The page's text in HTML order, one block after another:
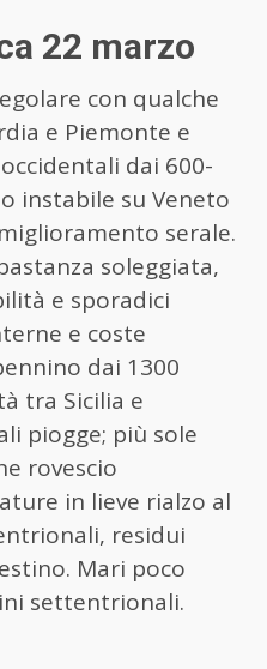
22 marzo
con qualche
e Piemonte e
dai 600-
instabile su Veneto
serale.
soleggiata,
e sporadici
e coste
dai 1300
tra Sicilia e
piogge; più sole
rovescio
in lieve rialzo al
residui
Mari poco
settentrionali.